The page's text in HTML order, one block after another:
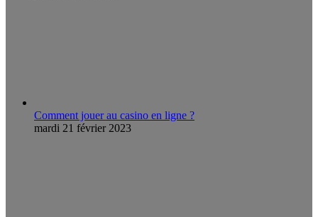
Comment jouer au casino en ligne ?
mardi 21 février 2023